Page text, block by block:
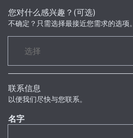
您对什么感兴趣？(可选)
不确定？只需选择最接近您需求的选项。
联系信息
以便我们尽快与您联系。
名字